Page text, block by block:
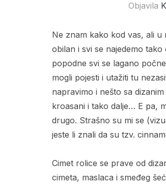
Objavila
Ne znam kako kod vas, ali u
obilan i svi se najedemo
popodne svi se lagano
mogli pojesti i utažiti tu
napravimo i nešto sa
kroasani i tako dalje… E pa,
drugo. Strašno su mi se
jeste li znali da su tzv.
Cimet rolice se prave od
cimeta, maslaca i smeđeg